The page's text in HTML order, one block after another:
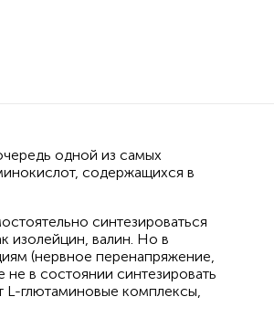
одной из самых
содержащихся в
синтезироваться
изолейцин, валин. Но в
(нервное перенапряжение,
не в состоянии синтезировать
L-глютаминовые комплексы,